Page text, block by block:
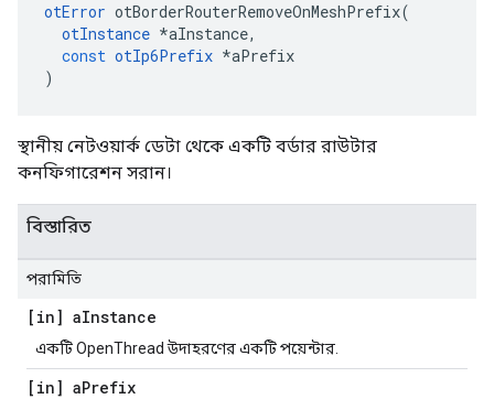
otError otBorderRouterRemoveOnMeshPrefix(
otInstance *aInstance,
const otIp6Prefix *aPrefix
)
স্থানীয় নেটওয়ার্ক ডেটা থেকে একটি বর্ডার রাউটার
কনফিগারেশন সরান।
বিস্তারিত
পরামিতি
[in] aInstance
একটি OpenThread উদাহরণের একটি পয়েন্টার.
[in] aPrefix